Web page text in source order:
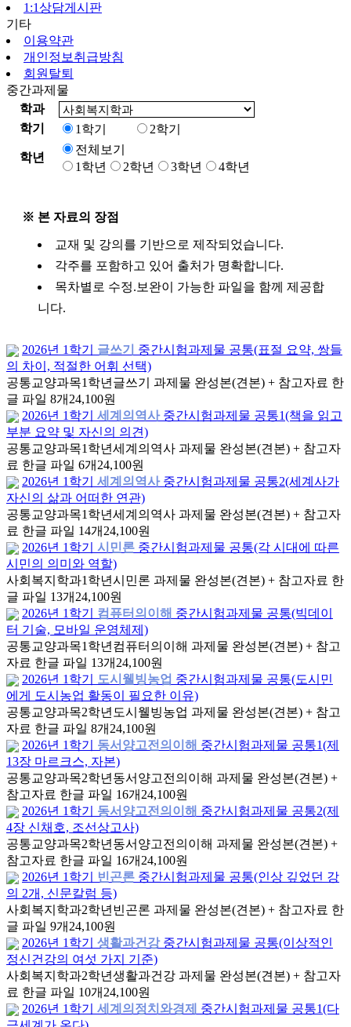
1:1상담게시판
기타
이용약관
개인정보취급방침
회원탈퇴
중간과제물
학과
학기
1학기 2학기
학년
전체보기
1학년
2학년 3학년 4학년
※ 본 자료의 장점
교재 및 강의를 기반으로 제작되었습니다.
각주를 포함하고 있어 출처가 명확합니다.
목차별로 수정.보완이 가능한 파일을 함께 제공합
니다.
2026년 1학기 글쓰기 중간시험과제물 공통(표절 요약, 쌍들
의 차이, 적절한 어휘 선택)
공통교양과목1학년 글쓰기 과제물 완성본(견본) + 참고자료 한
글 파일 8개 24,100원
2026년 1학기
세계의역사 중간시험과제물 공통1(책을 읽고
부분 요약 및 자신의 의견)
공통교양과목1학년세계의역사 과제물 완성본(견본) + 참고자
료 한글 파일 6개 24,100원
2026년 1학기
세계의역사 중간시험과제물 공통2(세계사가
자신의 삶과 어떠한 연관)
공통교양과목1학년세계의역사 과제물 완성본(견본) + 참고자
료 한글 파일 14개 24,100원
2026년 1학기
시민론 중간시험과제물 공통(각 시대에 따른
시민의 의미와 역할)
사회복지학과1학년시민론 과제물 완성본(견본) + 참고자료 한
글 파일 13개 24,100원
2026년 1학기
컴퓨터의이해 중간시험과제물 공통(빅데이
터 기술, 모바일 운영체제)
공통교양과목1학년 컴퓨터의이해 과제물 완성본(견본) + 참고
자료 한글 파일 13개 24,100원
2026년 1학기
도시웰빙농업 중간시험과제물 공통(도시민
에게 도시농업 활동이 필요한 이유)
공통교양과목2학년 도시웰빙농업 과제물 완성본(견본) + 참고
자료 한글 파일 8개 24,100원
2026년 1학기
동서양고전의이해 중간시험과제물 공통1(제
13장 마르크스, 자본)
공통교양과목2학년 동서양고전의이해 과제물 완성본(견본) +
참고자료 한글 파일 16개 24,100원
2026년 1학기
동서양고전의이해 중간시험과제물 공통2(제
4장 신채호, 조선상고사)
공통교양과목2학년 동서양고전의이해 과제물 완성본(견본) +
참고자료 한글 파일 16개 24,100원
2026년 1학기
빈곤론 중간시험과제물 공통(인상 깊었던 강
의 2개, 신문칼럼 등)
사회복지학과2학년 빈곤론 과제물 완성본(견본) + 참고자료 한
글 파일 9개 24,100원
2026년 1학기
생활과건강 중간시험과제물 공통(이상적인
정신건강의 여섯 가지 기준)
사회복지학과2학년생활과건강 과제물 완성본(견본) + 참고자
료 한글 파일 10개 24,100원
2026년 1학기
세계의정치와경제 중간시험과제물 공통1(다